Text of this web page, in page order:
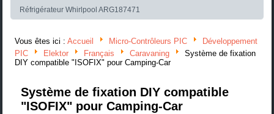
Réfrigérateur Whirlpool ARG187471
Vous êtes ici :Accueil Micro-Contrôleurs PIC
Développement
PIC
Elektor Français Caravaning
Système de fixation
DIY compatible "ISOFIX" pour Camping-Car
Système de fixation DIY compatible
"ISOFIX" pour Camping-Car